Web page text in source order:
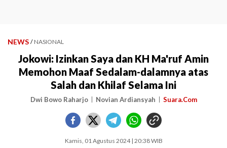
NEWS / NASIONAL
Jokowi: Izinkan Saya dan KH Ma'ruf Amin
Memohon Maaf Sedalam-dalamnya atas
Salah dan Khilaf Selama Ini
Dwi Bowo Raharjo Novian Ardiansyah Suara.Com
Kamis, 01 Agustus 2024 | 20:38 WIB